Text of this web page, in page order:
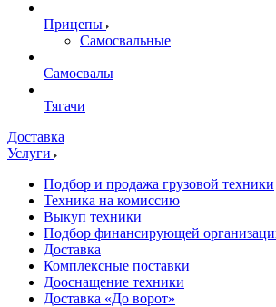
Прицепы
Самосвальные
Самосвалы
Тягачи
Доставка
Услуги
Подбор и продажа грузовой техники
Техника на комиссию
Выкуп техники
Подбор финансирующей
Доставка
Комплексные поставки
Дооснащение техники
Доставка «До ворот»